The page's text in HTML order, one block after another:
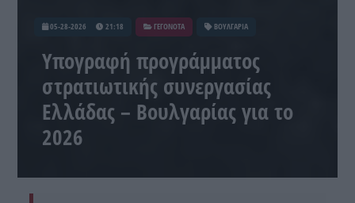
05-28-2026 21:18 ΓΕΓΟΝΟΤΑ ΒΟΥΛΓΑΡΙΑ
Υπογραφή προγράμματος
στρατιωτικής συνεργασίας
Ελλάδας – Βουλγαρίας για το
2026